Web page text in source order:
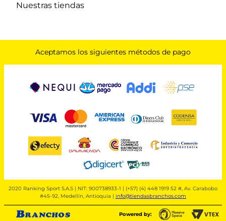
Nuestras tiendas
Aceptamos los siguientes métodos de pago
2020 Ranking Sport S.A.S | NIT: 900738933-1 | (+57) (4) 448 1919 52 #, Av. Carabobo
#45-92, Medellín, Antioquia | info@tiendasbranchos.com
Powered by: